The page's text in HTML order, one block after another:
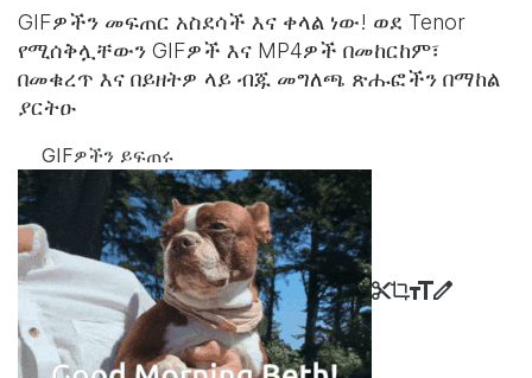
GIFዎችን መፍጠር አስደሳች እና ቀላል ነው! ወደ Tenor
የሚሰቅሏቸውን GIFዎች እና MP4ዎች በመከርከም፣
በመቁረጥ እና በይዘትዎ ላይ ብጁ መግለጫ ጽሑፎችን በማከል
ያርትዑ
GIFዎችን ይፍጠሩ